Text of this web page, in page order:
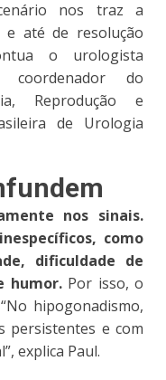
nos traz a
e até de resolução
o urologista
coordenador do
Reprodução e
de Urologia
nos sinais.
como
dificuldade de
humor.Por isso, o
hipogonadismo,
persistentes e com
explica Paul.